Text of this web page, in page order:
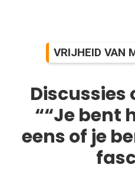
VRIJHEID VAN
Discussies
““Je bent
eens of je